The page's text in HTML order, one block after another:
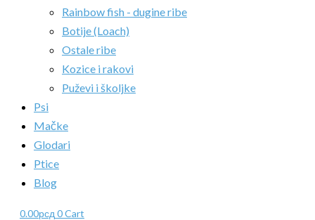
Rainbow fish - dugine ribe
Botije (Loach)
Ostale ribe
Kozice i rakovi
Puževi i školjke
Psi
Mačke
Glodari
Ptice
Blog
0.00рсд 0Cart